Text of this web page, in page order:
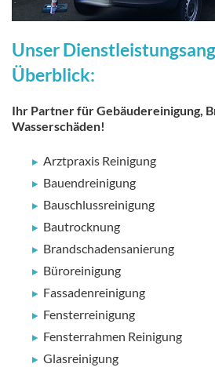
Unser
Überblick:
Ihr Partner für Gebäudereinigung,
Wasserschäden!
Arztpraxis Reinigung
Bauendreinigung
Bauschlussreinigung
Bautrocknung
Brandschadensanierung
Büroreinigung
Fassadenreinigung
Fensterreinigung
Fensterrahmen Reinigung
Glasreinigung